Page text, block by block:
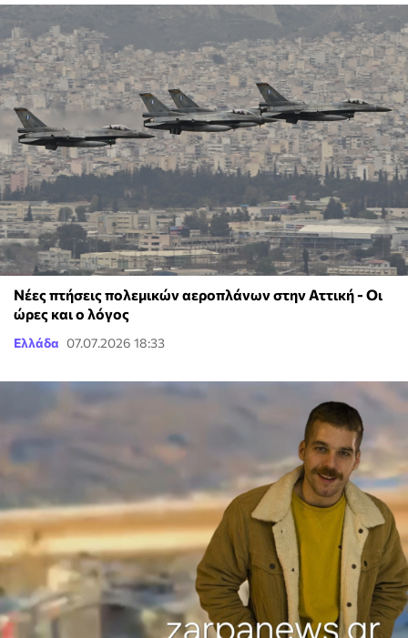
Νέες πτήσεις πολεμικών αεροπλάνων στην Αττική - Οι
ώρες και ο λόγος
Ελλάδα 07.07.2026 18:33